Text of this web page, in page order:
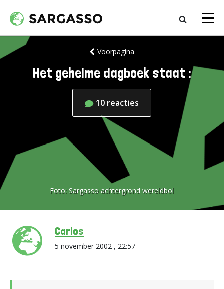
Voorpagina
Het geheime dagboek staat :
10 reacties
Foto: Sargasso achtergrond wereldbol
Carlos
5 november 2002 , 22:57